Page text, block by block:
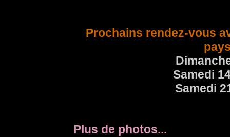
Prochains rendez-vous
Samedi
Samedi
Plus de photos...